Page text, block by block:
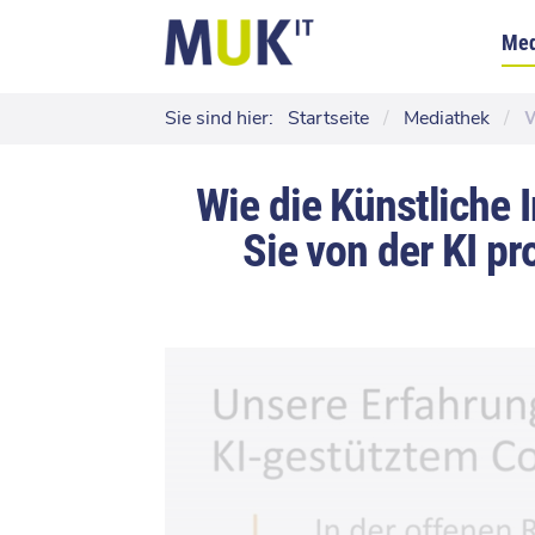
Sie sind hier: Startseite / Mediathek /
Wie die Künstliche
Sie von der KI